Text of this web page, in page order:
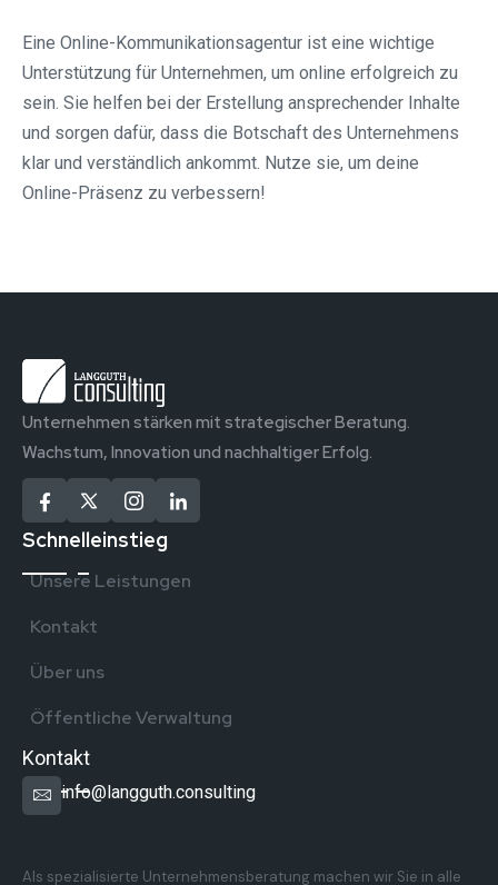
Eine Online-Kommunikationsagentur ist eine wichtige
Unterstützung für Unternehmen, um online erfolgreich zu
sein. Sie helfen bei der Erstellung ansprechender Inhalte
und sorgen dafür, dass die Botschaft des Unternehmens
klar und verständlich ankommt. Nutze sie, um deine
Online-Präsenz zu verbessern!
Unternehmen stärken mit strategischer Beratung.
Wachstum, Innovation und nachhaltiger Erfolg.
Schnelleinstieg
Unsere Leistungen
Kontakt
Über uns
Öffentliche Verwaltung
Kontakt
info@langguth.consulting
Als spezialisierte Unternehmensberatung machen wir Sie in alle